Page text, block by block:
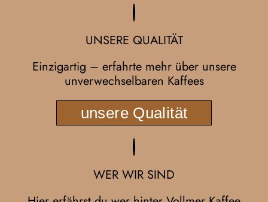
UNSERE QUALITÄT
Einzigartig – erfahrte mehr über unsere
unverwechselbaren Kaffees
unsere Qualität
WER WIR SIND